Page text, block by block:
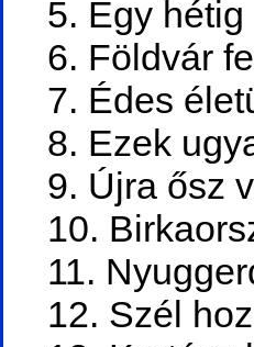
5. Egy hétig
6. Földvár
7. Édes
8. Ezek
9. Újra ősz
10.
11.
12. Szél